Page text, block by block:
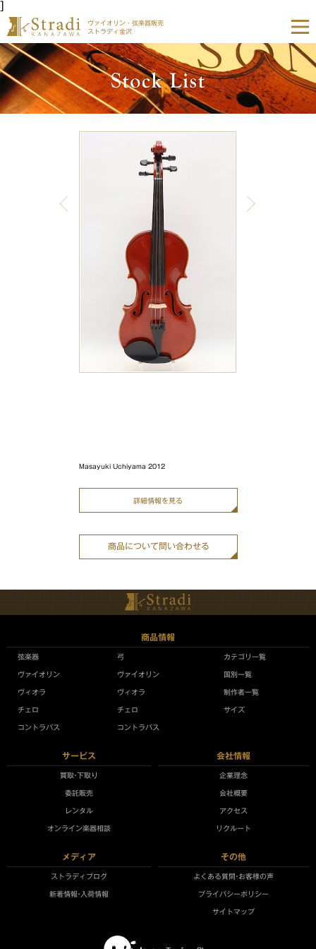
]
ヴァイオリン・弦楽器販売
ストラディ金沢
Masayuki Uchiyama 2012
詳細情報を見る
商品について問い合わせる
商品情報
弦楽器
ヴァイオリン
ヴィオラ
チェロ
コントラバス
弓
ヴァイオリン
ヴィオラ
チェロ
コントラバス
カテゴリ一覧
国別一覧
制作者一覧
サイズ
サービス
買取•下取り
委託販売
レンタル
オンライン楽器相談
会社情報
企業理念
会社概要
アクセス
リクルート
メディア
ストラディブログ
新着情報•入荷情報
その他
よくある質問•お客様の声
プライバシーポリシー
サイトマップ